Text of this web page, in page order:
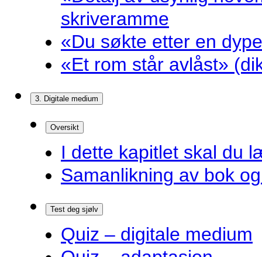
skriveramme
«Du søkte etter en
«Et rom står avlåst»
3. Digitale medium
Oversikt
I dette kapitlet skal du
Samanlikning av bok
Test deg sjølv
Quiz – digitale medium